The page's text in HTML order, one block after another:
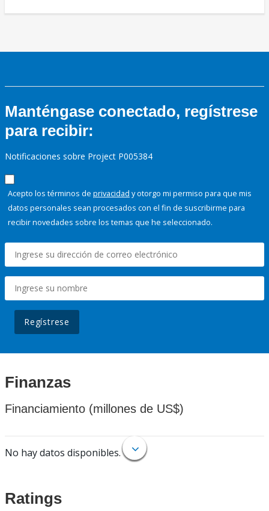
Manténgase conectado, regístrese
para recibir:
Notificaciones sobre Project P005384
Acepto los términos de privacidad y otorgo mi permiso para que mis
datos personales sean procesados con el fin de suscribirme para
recibir novedades sobre los temas que he seleccionado.
Regístrese
Finanzas
Financiamiento (millones de US$)
No hay datos disponibles.
Ratings